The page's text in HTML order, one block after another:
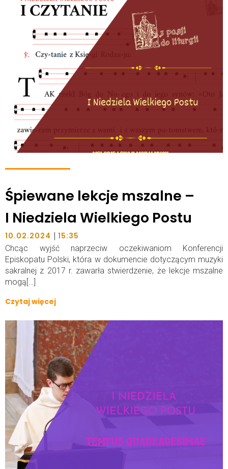
Śpiewane lekcje mszalne –
I Niedziela Wielkiego Postu
10.02.2024 | 15:35
Chcąc wyjść naprzeciw oczekiwaniom Konferencji
Episkopatu Polski, która w dokumencie dotyczącym muzyki
sakralnej z 2017 r. zawarła stwierdzenie, że lekcje mszalne
mogą[…]
Czytaj więcej